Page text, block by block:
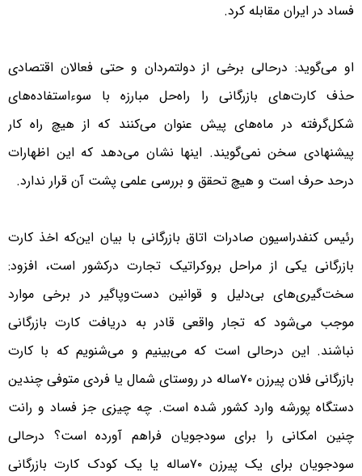
فساد در ایران مقابله کرد.
او می‌گوید: درحالی برخی از دولتمردان و حتی فعالان اقتصادی
حذف کارت‌های بازرگانی را راه‌حل مبارزه با سوء‌استفاده‌های
شکل‌گرفته در ماه‌های پیش عنوان می‌کنند که از هیچ راه کار
پیشنهادی سخن نمی‌گویند. اینها نشان می‌دهد که این اظهارات
درحد حرف است و هیچ تحقق و بررسی علمی پشت آن قرار ندارد.
رئیس کنفدراسیون صادرات اتاق بازرگانی با بیان این‌که اخذ کارت
بازرگانی یکی از مراحل بروکراتیک تجارت درکشور است، افزود:
سخت‌گیری‌های بی‌دلیل و قوانین دست‌وپاگیر در برخی موارد
موجب می‌شود که تجار واقعی قادر به دریافت کارت بازرگانی
نباشند. این درحالی است که می‌بینیم و می‌شنویم که با کارت
بازرگانی فلان پیرزن ٧٠ساله در روستای شمال یا فردی متوفی چندین
دستگاه پورشه وارد کشور شده است. چه چیزی جز فساد و رانت
چنین امکانی را برای سودجویان فراهم آورده است؟ درحالی
سودجویان برای یک پیرزن ٧٠ساله یا یک کودک کارت بازرگانی